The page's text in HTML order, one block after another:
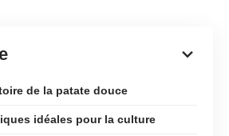
de la patate douce
idéales pour la culture